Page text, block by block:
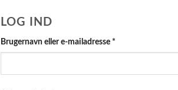
LOG IND
Brugernavn eller e-mailadresse *